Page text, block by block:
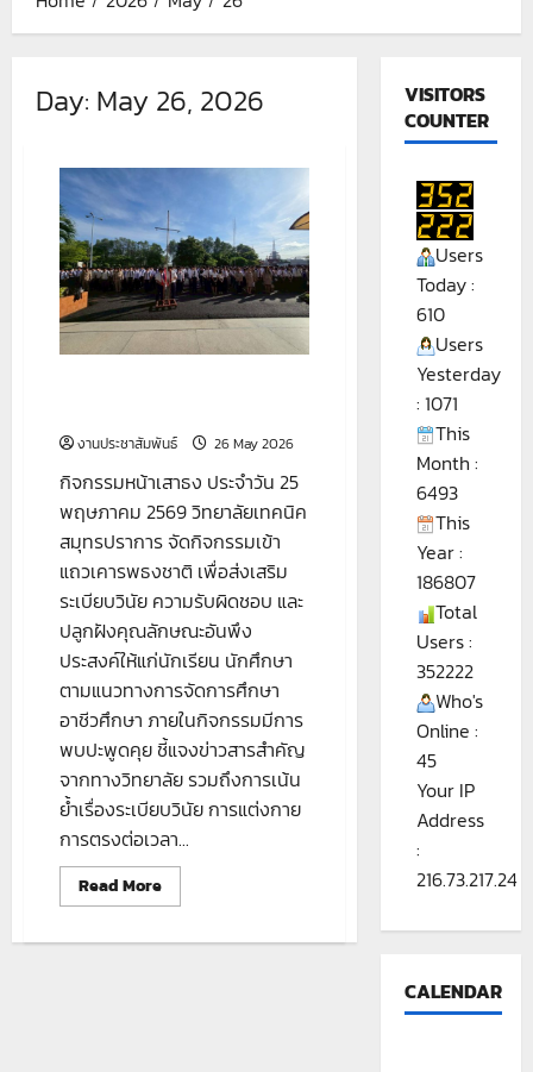
Day: May 26, 2026
งานประชาสัมพันธ์ 26 May 2026
กิจกรรมหน้าเสาธง ประจำวัน 25
พฤษภาคม 2569 วิทยาลัยเทคนิค
สมุทรปราการ จัดกิจกรรมเข้า
แถวเคารพธงชาติ เพื่อส่งเสริม
ระเบียบวินัย ความรับผิดชอบ และ
ปลูกฝังคุณลักษณะอันพึง
ประสงค์ให้แก่นักเรียน นักศึกษา
ตามแนวทางการจัดการศึกษา
อาชีวศึกษา ภายในกิจกรรมมีการ
พบปะพูดคุย ชี้แจงข่าวสารสำคัญ
จากทางวิทยาลัย รวมถึงการเน้น
ย้ำเรื่องระเบียบวินัย การแต่งกาย
การตรงต่อเวลา...
Read MoreRead
more
หน้า
VISITORS
COUNTER
Users
Today :
610
Users
Yesterday
: 1071
This
Month :
6493
This
Year :
186807
Total
Users :
352222
Who's
Online :
45
Your IP
Address
:
216.73.217.24
CALENDAR